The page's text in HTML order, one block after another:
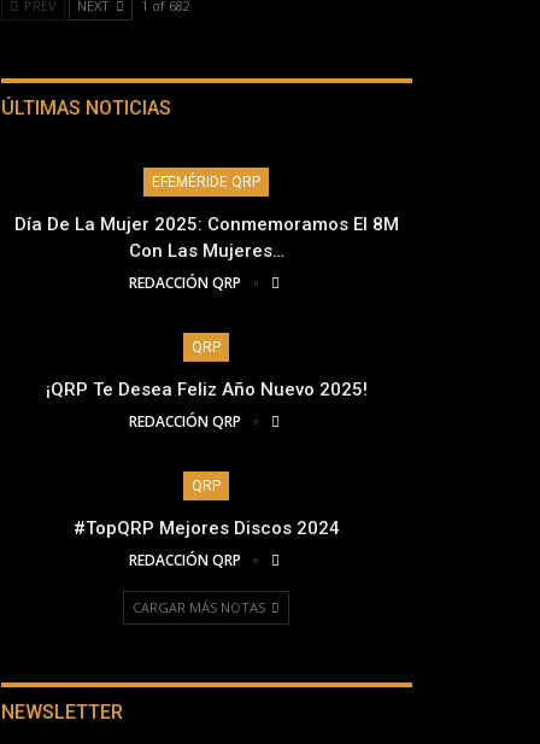
PREV NEXT 1 of 682
ÚLTIMAS NOTICIAS
EFEMÉRIDE QRP
Día De La Mujer 2025: Conmemoramos El 8M
Con Las Mujeres…
REDACCIÓN QRP
QRP
¡QRP Te Desea Feliz Año Nuevo 2025!
REDACCIÓN QRP
QRP
#TopQRP Mejores Discos 2024
REDACCIÓN QRP
CARGAR MÁS NOTAS
NEWSLETTER